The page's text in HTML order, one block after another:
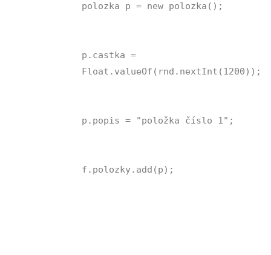
polozka p = new polozka();
p.castka =
Float.valueOf(rnd.nextInt(1200));
p.popis = "položka číslo 1";
f.polozky.add(p);